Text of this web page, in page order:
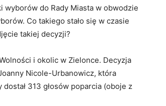
wyborów do Rady Miasta w obwodzie
Co takiego stało się w czasie
takiej decyzji?
i okolic w Zielonce. Decyzja
Nicole-Urbanowicz, która
313 głosów poparcia (oboje z